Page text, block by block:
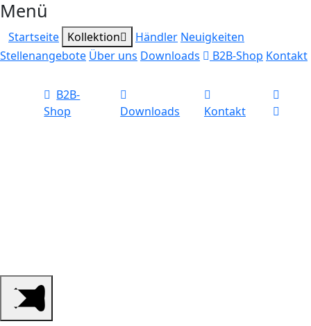
Menü
Startseite Kollektion Händler Neuigkeiten
Stellenangebote Über uns Downloads B2B-Shop Kontakt
B2B-
Shop
Downloads Kontakt